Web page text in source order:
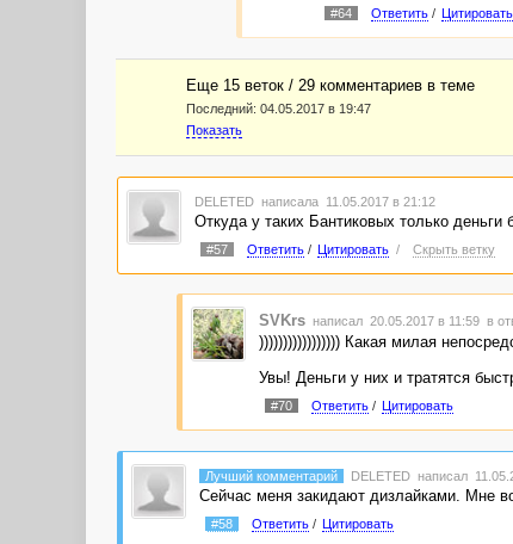
#64 Ответить/ Цитировать
Еще 15 веток / 29 комментариев в темe
Последний: 04.05.2017 в 19:47
Показать
DELETED написала 11.05.2017 в 21:12
Откуда у таких Бантиковых только деньги
#57 Ответить/ Цитировать / Скрыть ветку
SVKrs написал 20.05.2017 в 11:59 в
))))))))))))))))) Какая милая
Увы! Деньги у них и тратятся
#70 Ответить/ Цитировать
Лучший комментарий DELETED написал
Сейчас меня закидают дизлайками. Мне
#58 Ответить/ Цитировать